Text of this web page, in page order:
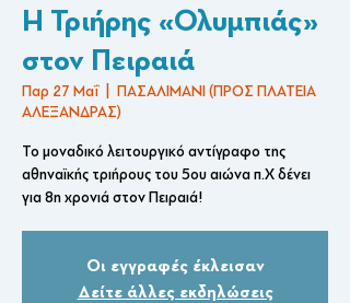
Η Τριήρης «Ολυμπιάς»
στον Πειραιά
Παρ 27 Μαΐ
  |
ΠΑΣΑΛΙΜΑΝΙ (ΠΡΟΣ ΠΛΑΤΕΙΑ
ΑΛΕΞΑΝΔΡΑΣ)
Το μοναδικό λειτουργικό αντίγραφο της
αθηναϊκής τριήρους του 5ου αιώνα π.Χ δένει
για 8η χρονιά στον Πειραιά!
Οι εγγραφές έκλεισαν
Δείτε άλλες εκδηλώσεις